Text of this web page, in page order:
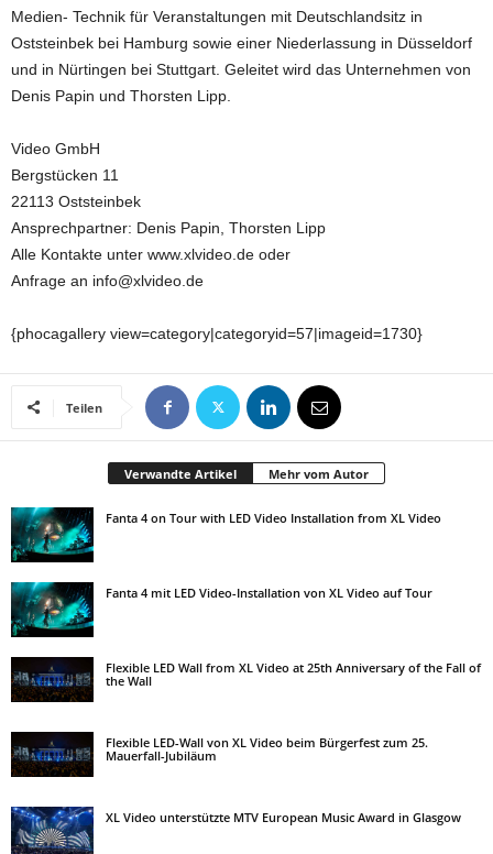
Medien- Technik für Veranstaltungen mit Deutschlandsitz in
Oststeinbek bei Hamburg sowie einer Niederlassung in Düsseldorf
und in Nürtingen bei Stuttgart. Geleitet wird das Unternehmen von
Denis Papin und Thorsten Lipp.
Video GmbH
Bergstücken 11
22113 Oststeinbek
Ansprechpartner: Denis Papin, Thorsten Lipp
Alle Kontakte unter www.xlvideo.de oder
Anfrage an info@xlvideo.de
{phocagallery view=category|categoryid=57|imageid=1730}
Teilen
Verwandte Artikel Mehr vom Autor
Fanta 4 on Tour with LED Video Installation from XL Video
Fanta 4 mit LED Video-Installation von XL Video auf Tour
Flexible LED Wall from XL Video at 25th Anniversary of the Fall of
the Wall
Flexible LED-Wall von XL Video beim Bürgerfest zum 25.
Mauerfall-Jubiläum
XL Video unterstützte MTV European Music Award in Glasgow